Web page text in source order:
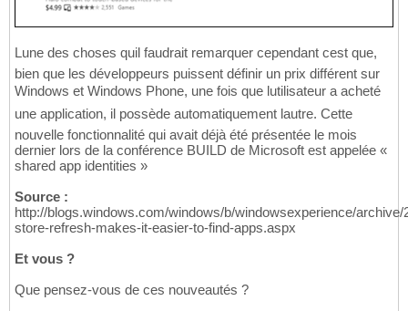
Lune des choses quil faudrait remarquer cependant cest que,
bien que les développeurs puissent définir un prix différent sur
Windows et Windows Phone, une fois que lutilisateur a acheté
une application, il possède automatiquement lautre. Cette
nouvelle fonctionnalité qui avait déjà été présentée le mois
dernier lors de la conférence BUILD de Microsoft est appelée «
shared app identities »
Source :
http://blogs.windows.com/windows/b/windowsexperience/archive/
store-refresh-makes-it-easier-to-find-apps.aspx
Et vous ?
Que pensez-vous de ces nouveautés ?